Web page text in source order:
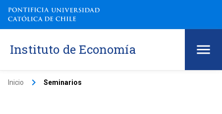
Instituto de Economía
Inicio keyboard_arrow_right Seminarios